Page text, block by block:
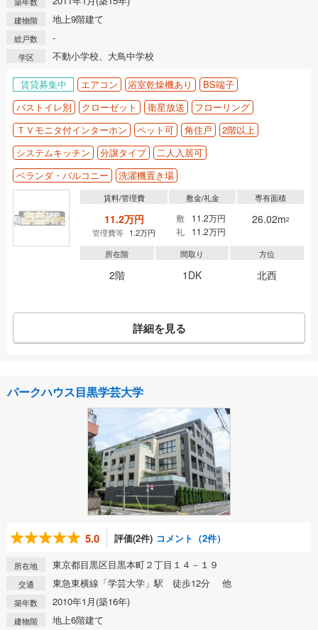
建物階 地上9階建て
総戸数 -
学区 不動小学校、大鳥中学校
賃貸募集中 エアコン 浴室乾燥機あり
BS端子
バストイレ別
クローゼット 衛星放送
フローリング
ＴＶモニタ付インターホン
ペット可 角住戸
2階以上
システムキッチン
分譲タイプ
二人入居可
ベランダ・バルコニー
洗濯機置き場
賃料/管理費
11.2万円
管理費等 1.2万円
敷金/礼金
敷
11.2万円
礼
11.2万円
専有面積
26.02m2
所在階
2階
間取り
1DK
方位
北西
詳細を見る
パークハウス目黒学芸大学
5.0 評価(2件) コメント（2件）
所在地 東京都目黒区目黒本町２丁目１４－１９
交通 東急東横線「学芸大学」駅 徒歩12分 他
築年数 2010年1月(築16年)
建物階 地上6階建て